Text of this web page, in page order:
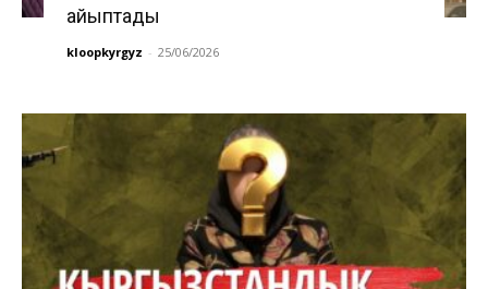
айыптады
kloopkyrgyz - 25/06/2026